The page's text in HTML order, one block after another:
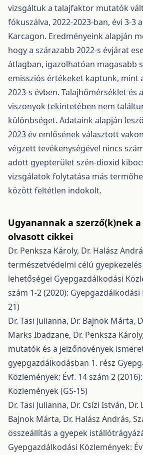
vizsgáltuk a talajfaktor mutatók
fókuszálva, 2022-2023-ban, évi 3-3
Karcagon. Eredményeink alapján
hogy a szárazabb 2022-s évjárat
átlagban, igazolhatóan magasabb
emissziós értékeket kaptunk, mint
2023-s évben. Talajhőmérséklet és
viszonyok tekintetében nem
különbséget. Adataink alapján
2023 év emlősének választott
végzett tevékenységével nincs
adott gyepterület szén-dioxid
vizsgálatok folytatása más
között feltétlen indokolt.
Ugyanannak a szerző(k)nek
olvasott cikkei
Dr. Penksza Károly, Dr. Halász
természetvédelmi célú
lehetőségei Gyepgazdálkodási
szám 1-2 (2020): Gyepgazdálkodási
21)
Dr. Tasi Julianna, Dr. Bajnok Márta,
Marks Ibadzane, Dr. Penksza Károly,
mutatók és a jelzőnövények
gyepgazdálkodásban 1. rész
Közlemények: Évf. 14 szám 2
Közlemények (GS-15)
Dr. Tasi Julianna, Dr. Csízi István, Dr.
Bajnok Márta, Dr. Halász András,
összeállítás a gyepek
Gyepgazdálkodási Közlemények: